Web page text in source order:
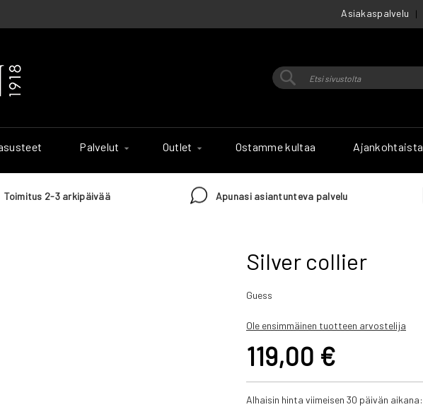
Asiakaspalvelu
Haku
Palvelut Outlet Ostamme kultaa Ajankohtaista
Toimitus 2-3 arkipäivää Apunasi asiantunteva palvelu
Silver collier
Guess
Ole ensimmäinen tuotteen arvostelija
119,00 €
Alhaisin hinta viimeisen 30 päivän aikana: